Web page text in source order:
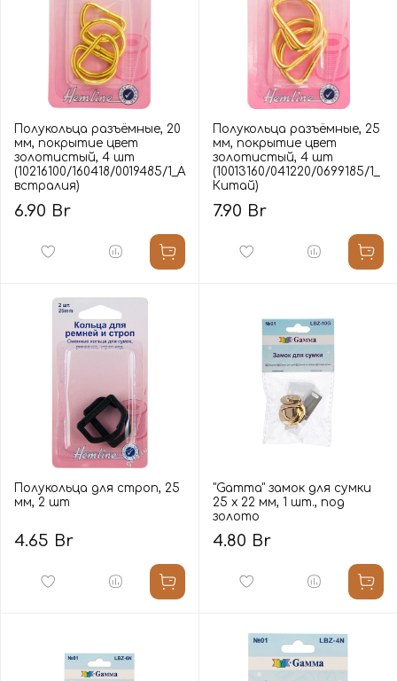
Полукольца разъёмные, 20
мм, покрытие цвет
золотистый, 4 шт
(10216100/160418/0019485/1_А
встралия)
6.90 Br
Полукольца разъёмные, 25
мм, покрытие цвет
золотистый, 4 шт
(10013160/041220/0699185/1_
Китай)
7.90 Br
Полукольца для строп, 25
мм, 2 шт
4.65 Br
"Gamma" замок для сумки
25 х 22 мм, 1 шт., под
золото
4.80 Br